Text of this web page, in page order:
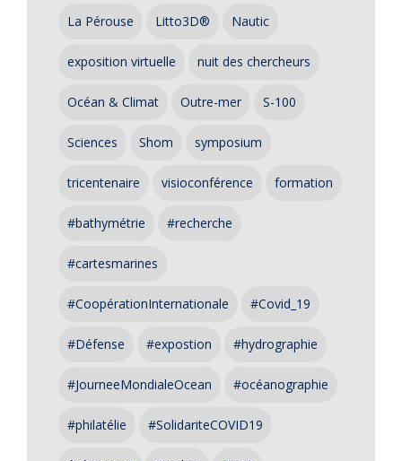
La Pérouse Litto3D® Nautic
exposition virtuelle nuit des chercheurs
Océan & Climat Outre-mer S-100
Sciences Shom symposium
tricentenaire visioconférence formation
#bathymétrie #recherche
#cartesmarines
#CoopérationInternationale #Covid_19
#Défense #expostion #hydrographie
#JourneeMondialeOcean #océanographie
#philatélie #SolidariteCOVID19